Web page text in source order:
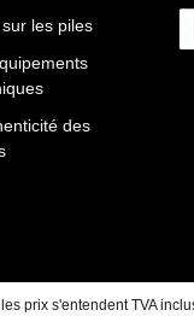
les piles
des
prix s'entendent TVA